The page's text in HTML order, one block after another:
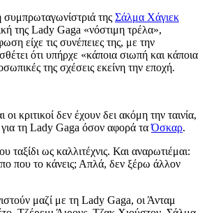
συμπρωταγωνίστριά της Σάλμα Χάγιεκ
της Lady Gaga «νόστιμη τρέλα»,
είχε τις συνέπειες της, με την
ότι υπήρχε «κάποια σιωπή και κάποια
της σχέσεις εκείνη την εποχή.
κριτικοί δεν έχουν δει ακόμη την ταινία,
τη Lady Gaga όσον αφορά ταΌσκαρ.
ταξίδι ως καλλιτέχνις. Και αναρωτιέμαι:
που το κάνεις; Απλά, δεν ξέρω άλλον
μαζί με τη Lady Gaga, οι Άνταμ